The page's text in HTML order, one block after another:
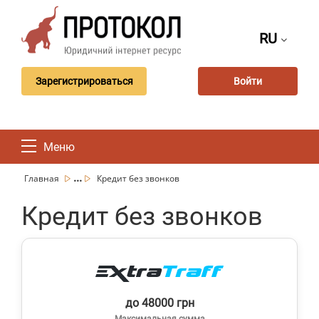
RU
Зарегистрироваться Войти
Меню
Главная ... Кредит без звонков
Кредит без звонков
до 48000 грн